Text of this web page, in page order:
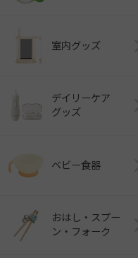
室内グッズ
デイリーケア
グッズ
ベビー食器
おはし・スプー
ン・フォーク